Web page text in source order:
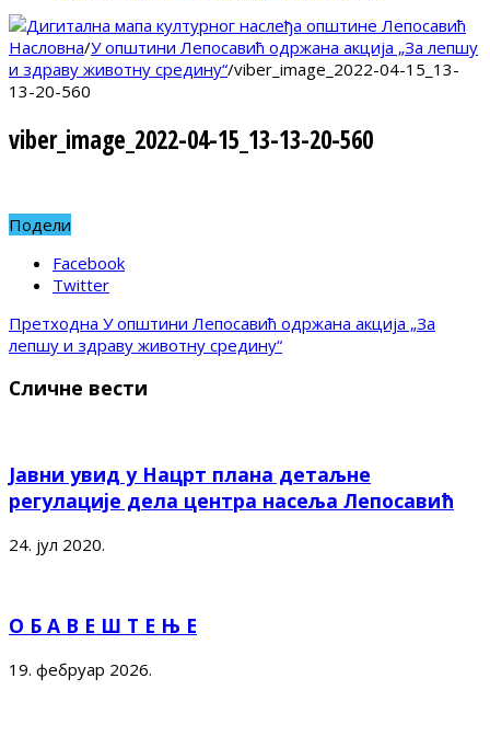
Насловна/У општини Лепосавић одржана акција „За лепшу
и здраву животну средину“/viber_image_2022-04-15_13-
13-20-560
viber_image_2022-04-15_13-13-20-560
Подели
Facebook
Twitter
Претходна У општини Лепосавић одржана акција „За
лепшу и здраву животну средину“
Сличне вести
Јавни увид у Нацрт плана детаљне
регулације дела центра насеља Лепосавић
24. јул 2020.
О Б А В Е Ш Т Е Њ Е
19. фебруар 2026.